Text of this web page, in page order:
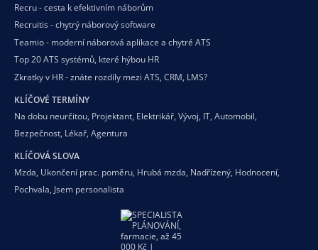
Recru - cesta k efektivním náborům
Recruitis - chytrý náborový software
Teamio - moderní náborová aplikace a chytré ATS
Top 20 ATS systémů, které hýbou HR
Zkratky v HR - znáte rozdíly mezi ATS, CRM, LMS?
KLÍČOVÉ TERMÍNY
Na dobu neurčitou, Projektant, Elektrikář, Vývoj, IT, Automobil,
Bezpečnost, Lékař, Agentura
KLÍČOVÁ SLOVA
Mzda, Ukončení prac. poměru, Hrubá mzda, Nadřízený, Hodnocení,
Pochvala, Jsem personalista